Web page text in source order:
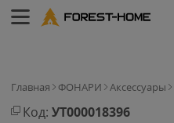
Главная ФОНАРИ Аксессуары
Код: УТ000018396